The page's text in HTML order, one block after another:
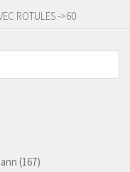
ROTULES ->60
(167)